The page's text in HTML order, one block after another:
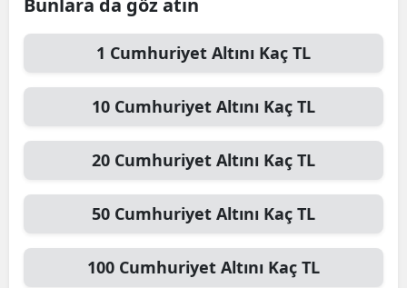
Bunlara da göz atın
1 Cumhuriyet Altını Kaç TL
10 Cumhuriyet Altını Kaç TL
20 Cumhuriyet Altını Kaç TL
50 Cumhuriyet Altını Kaç TL
100 Cumhuriyet Altını Kaç TL